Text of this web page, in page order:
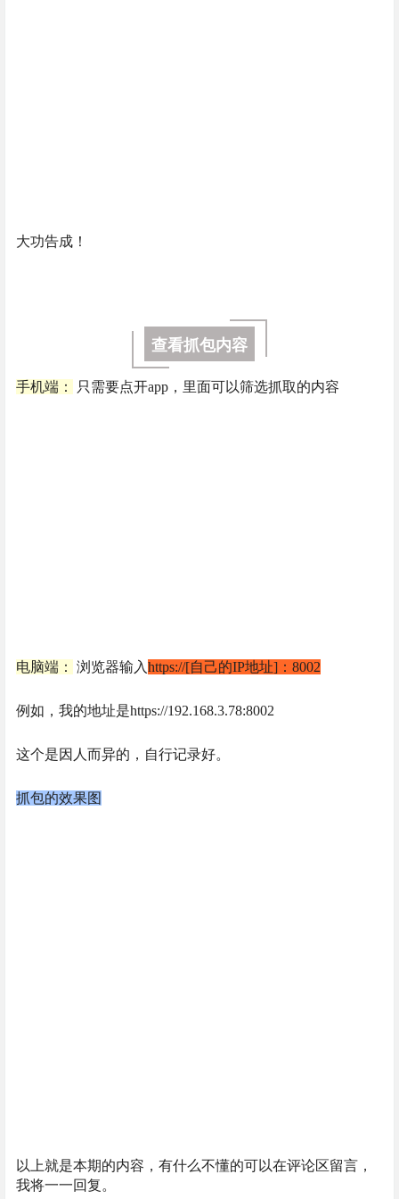
大功告成！
查看抓包内容
手机端： 只需要点开app，里面可以筛选抓取的内容
电脑端： 浏览器输入https://[自己的IP地址]： 8002
例如，我的地址是https://192.168.3.78:8002
这个是因人而异的，自行记录好。
抓包的效果图
以上就是本期的内容，有什么不懂的可以在评论区留言，
我将一一回复。